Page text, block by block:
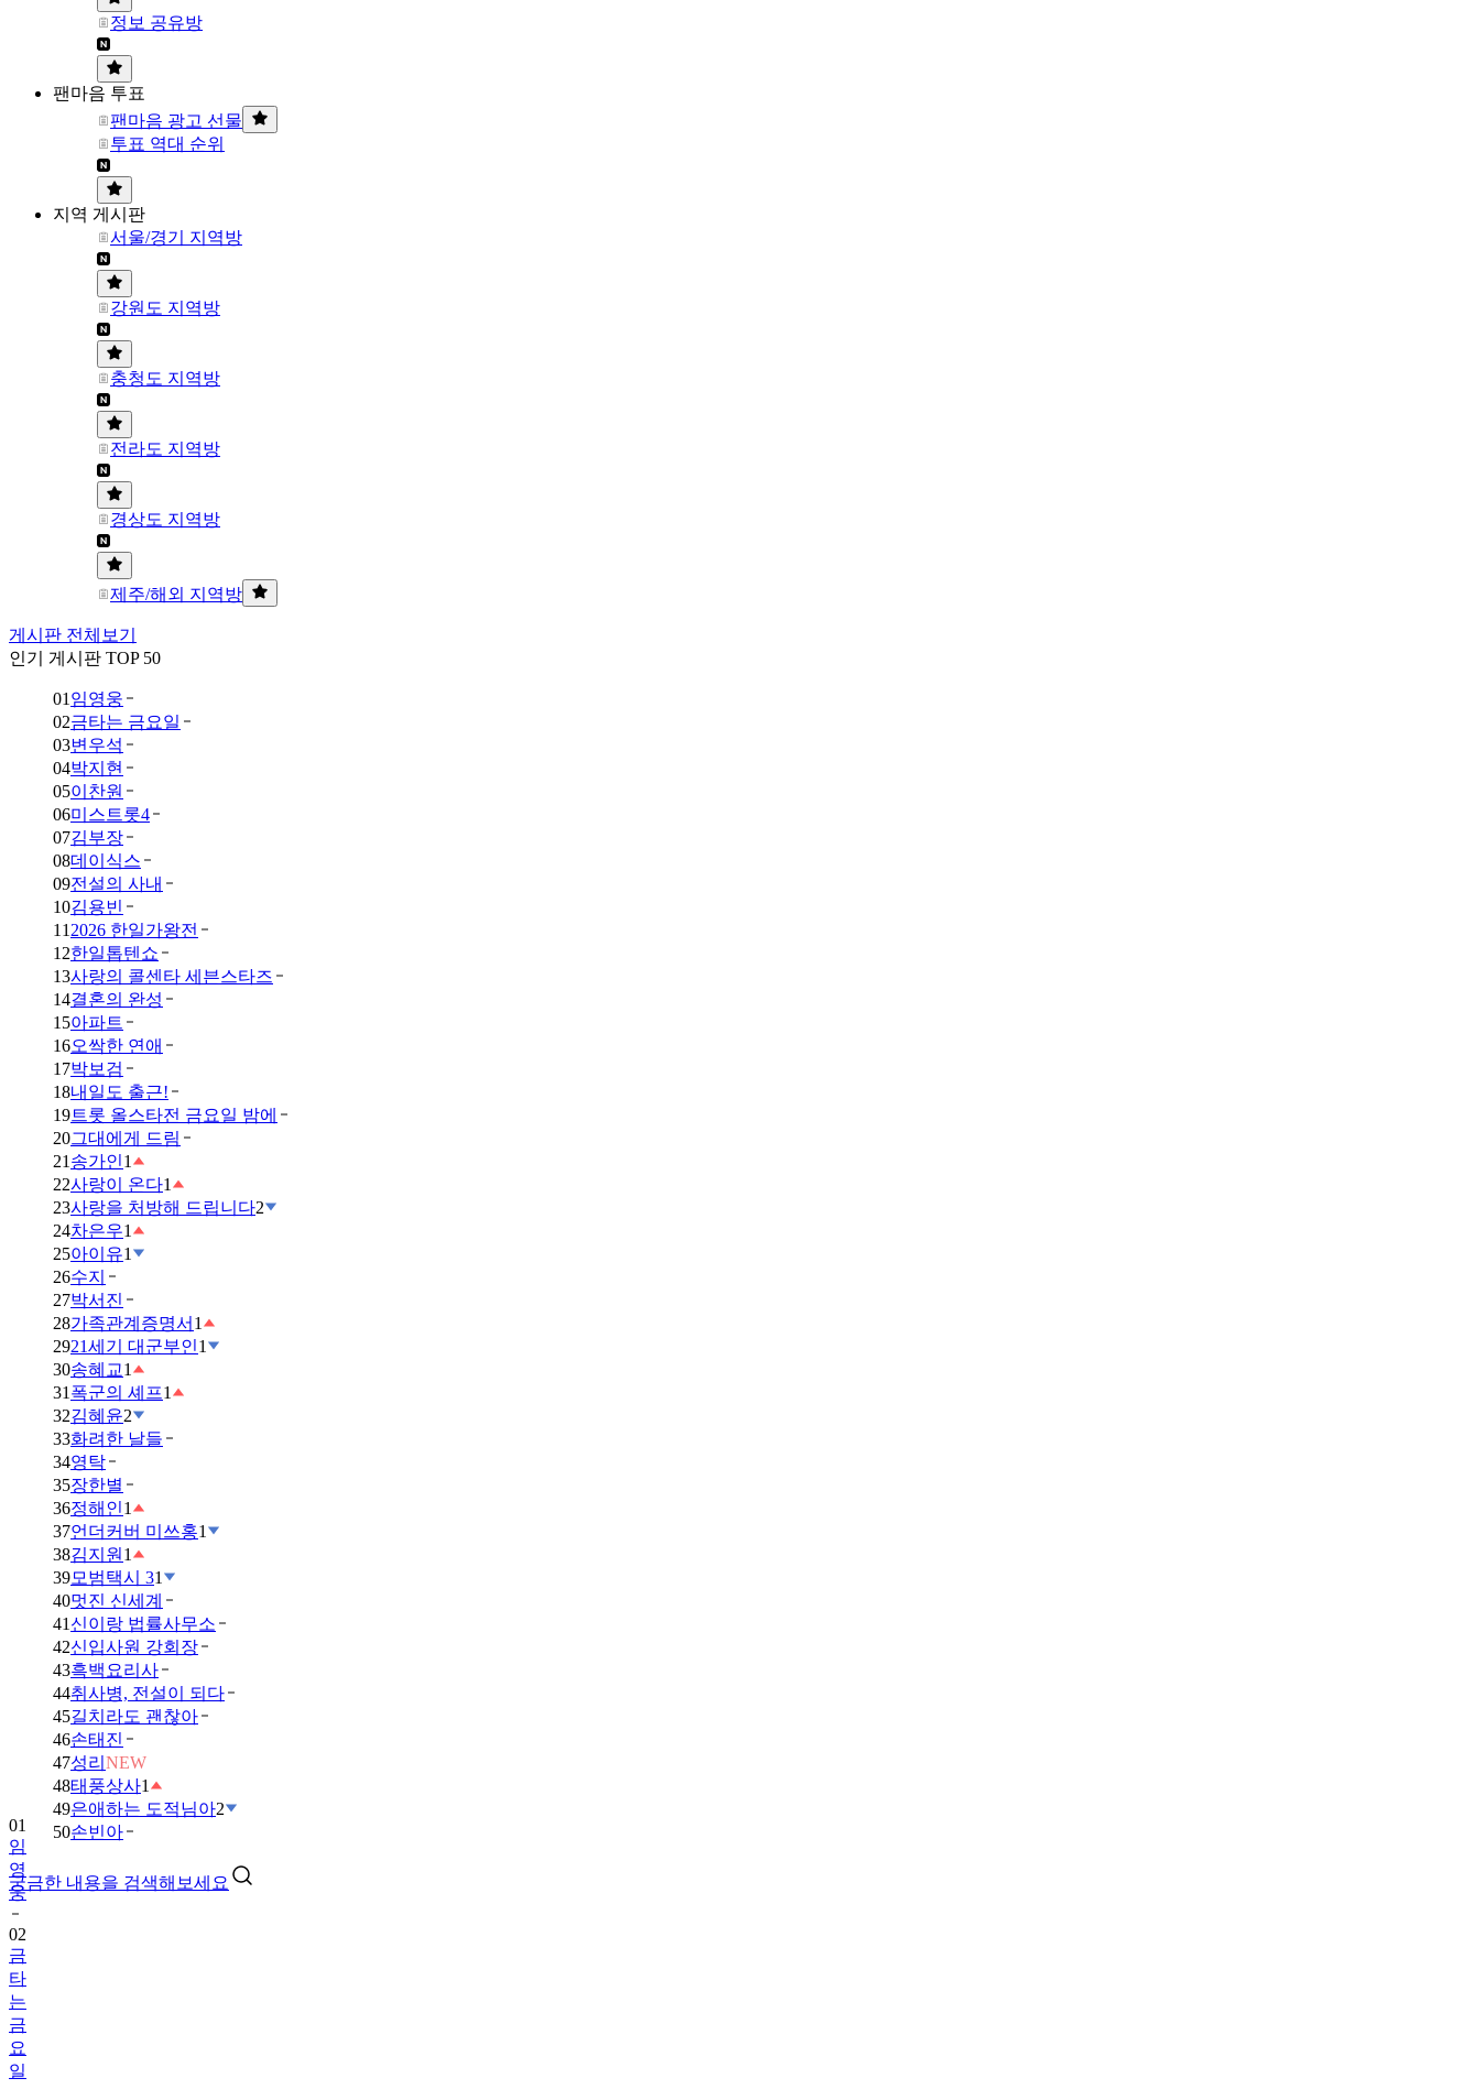
정보 공유방
팬마음 투표
팬마음 광고 선물
투표 역대 순위
지역 게시판
서울/경기 지역방
강원도 지역방
충청도 지역방
전라도 지역방
경상도 지역방
제주/해외 지역방
게시판 전체보기
인기 게시판 TOP 50
01 임영웅
02금타는 금요일
03변우석
04박지현
05이찬원
06미스트롯4
07김부장
08데이식스
09전설의 사내
10김용빈
11 2026 한일가왕전
12한일톱텐쇼
13사랑의 콜센타 세븐스타즈
14결혼의 완성
15아파트
16오싹한 연애
17박보검
18내일도 출근!
19트롯 올스타전 금요일 밤에
20그대에게 드림
21 송가인1
22사랑이 온다1
23사랑을 처방해 드립니다2
24차은우1
25아이유1
26수지
27박서진
28가족관계증명서 1
2921세기 대군부인1
30송혜교1
31 폭군의 셰프1
32김혜윤2
33화려한 날들
34영탁
35장한별
36정해인1
37언더커버 미쓰홍1
38김지원 1
39모범택시 31
40멋진 신세계
41 신이랑 법률사무소
42신입사원 강회장
43흑백요리사
44취사병, 전설이 되다
45길치라도 괜찮아
46손태진
47성리 NEW
48태풍상사1
49은애하는 도적님아2
50손빈아
궁금한 내용을 검색해보세요
01
임
영
웅
02
금
타
는
금
요
일